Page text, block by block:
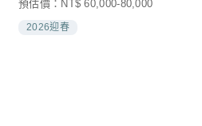
預估價：NT$ 60,000-80,000
2026迎春